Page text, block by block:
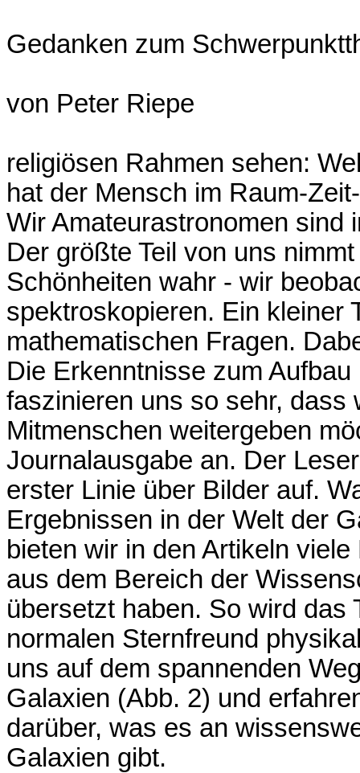
Gedanken zum
von Peter Riepe
religiösen Rahmen sehen:
hat der Mensch im Raum-
Wir Amateurastronomen sind
Der größte Teil von uns
Schönheiten wahr - wir
spektroskopieren. Ein kleiner
mathematischen Fragen.
Die Erkenntnisse zum
faszinieren uns so sehr, dass
Mitmenschen weitergeben
Journalausgabe an. Der
erster Linie über Bilder auf.
Ergebnissen in der Welt der
bieten wir in den Artikeln
aus dem Bereich der
übersetzt haben. So wird das
normalen Sternfreund
uns auf dem spannenden
Galaxien (Abb. 2) und
darüber, was es an
Galaxien gibt.